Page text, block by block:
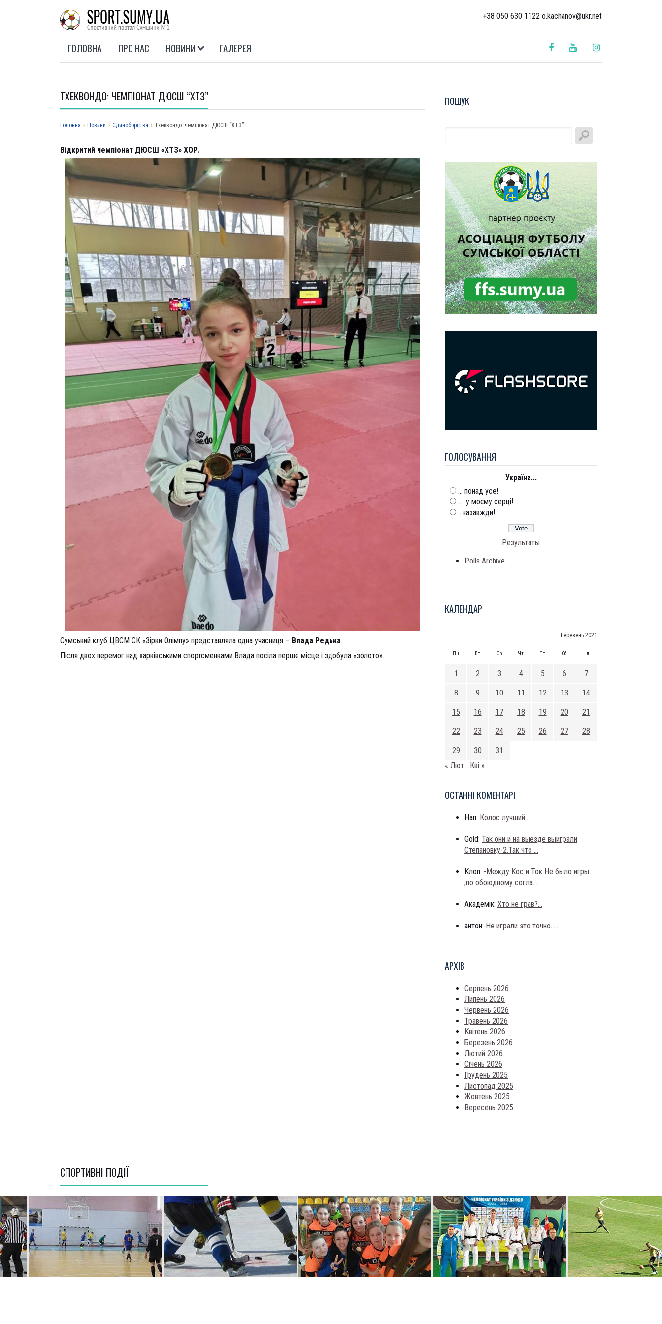
+38 050 630 1122 o.kachanov@ukr.net
ГОЛОВНА ПРО НАС НОВИНИ ГАЛЕРЕЯ
ПОШУК
ГОЛОСУВАННЯ
Україна...
... понад усе!
.... у моєму серці!
...назавжди!
Результаты
Polls Archive
КАЛЕНДАР
Березень 2021
Пн Вт Ср Чт Пт Сб Нд
1 2 3 4 5 6 7
8 9 10 11 12 13 14
15 16 17 18 19 20 21
22 23 24 25 26 27 28
29 30
31
« Лют
Кві »
ОСТАННI КОМЕНТАРI
Нап: Колос лучший...
Gold: Так они и на выезде выиграли
Степановку-2.Так что ...
Клоп: -Между Кос и Ток Не было игры
,по обоюдному согла...
Академік: Хто не грав?...
антон: Не играли это точно......
АРХIВ
Серпень 2026
Липень 2026
Червень 2026
Травень 2026
Квітень 2026
Березень 2026
Лютий 2026
Січень 2026
Грудень 2025
Листопад 2025
Жовтень 2025
Вересень 2025
ТХЕКВОНДО: ЧЕМПІОНАТ ДЮСШ “ХТЗ”
Головна › Новини › Єдиноборства › Тхеквондо: чемпіонат ДЮСШ “ХТЗ”
Відкритий чемпіонат ДЮСШ «ХТЗ» ХОР.
Сумський клуб ЦВСМ СК «Зірки Олімпу» представляла одна учасниця – Влада Редька.
Після двох перемог над харківськими спортсменками Влада посіла перше місце і здобула «золото».
СПОРТИВНI ПОДІЇ